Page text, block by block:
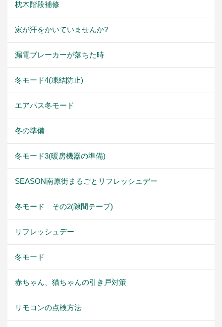
枕木階段補修
家が汗をかいていませんか?
漏電ブレーカーが落ちた時
冬モード4(凍結防止)
エアパス冬モード
冬の準備
冬モード3(暖房機器の準備)
SEASON南原街まるごとリフレッシュデー
冬モード その2(隙間テープ)
リフレッシュデー
冬モード
赤ちゃん、猫ちゃんの引き戸対策
リモコンの点検方法